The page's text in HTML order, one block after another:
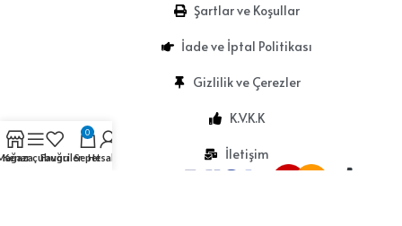
Şartlar ve Koşullar
İade ve İptal Politikası
Gizlilik ve Çerezler
K.V.K.K
İletişim
Kenar çubuğu
Favoriler
0
SepetHesabım